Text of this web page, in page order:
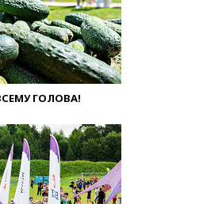
ГОЛОВА!